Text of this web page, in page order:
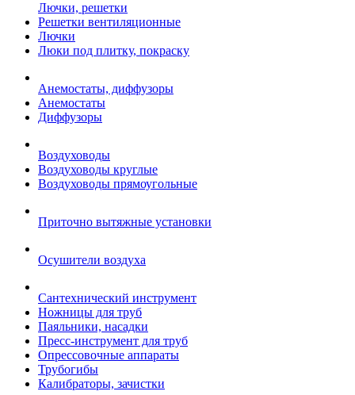
Лючки, решетки
Решетки вентиляционные
Лючки
Люки под плитку, покраску
Анемостаты, диффузоры
Анемостаты
Диффузоры
Воздуховоды
Воздуховоды круглые
Воздуховоды прямоугольные
Приточно вытяжные установки
Осушители воздуха
Сантехнический инструмент
Ножницы для труб
Паяльники, насадки
Пресс-инструмент для труб
Опрессовочные аппараты
Трубогибы
Калибраторы, зачистки